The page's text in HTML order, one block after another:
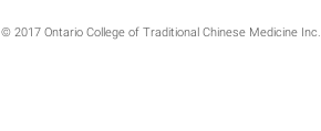
© 2017 Ontario College of Traditional Chinese Medicine Inc.